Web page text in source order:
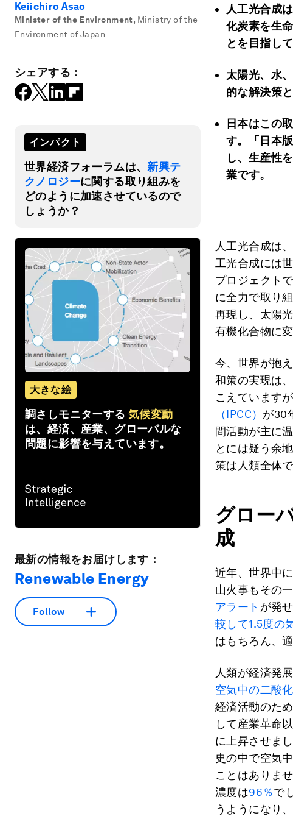
Keiichiro Asao
Minister of the Environment, Ministry of the
Environment of Japan
シェアする：
インパクト
世界経済フォーラムは、 新興テ
クノロジーに関する取り組みを
どのように加速させているので
しょうか？
大きな絵
調さしモニターする 気候変動
は、経済、産業、グローバルな
問題に影響を与えています。
最新の情報をお届けします：
Renewable Energy
Follow
人工光合成
化炭素を生
とを目指し
太陽光、水
的な解決策
日本はこの
す。「日本
し、生産性
業です。
人工光合成は
工光合成には
プロジェクト
に全力で取り
再現し、太陽
有機化合物に
今、世界が抱
和策の実現は
こえています
（IPCC） が30
間活動が主に
とには疑う余
策は人類全体
グロー
成
近年、世界中
山火事もその
アラート が発
較して1.5度の
はもちろん、
人類が経済発
空気中の二酸
経済活動のた
して産業革命
に上昇させま
史の中で空気
ことはありま
濃度は96％で
うようになり